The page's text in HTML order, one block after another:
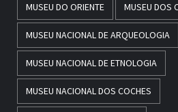
MUSEU DO ORIENTE MUSEU DOS
MUSEU NACIONAL DE ARQUEOLOGIA
MUSEU NACIONAL DE ETNOLOGIA
MUSEU NACIONAL DOS COCHES